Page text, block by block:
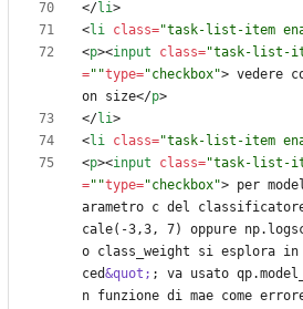
</li>
<li class="task-list-item
<p><input class="task-list-
=""type="checkbox"> vedere
on size</p>
</li>
<li class="task-list-item
<p><input class="task-list-
=""type="checkbox"> per
arametro c del
cale(-3,3, 7) oppure
o class_weight si esplora in
ced&quot; ; va usato
n funzione di mae come